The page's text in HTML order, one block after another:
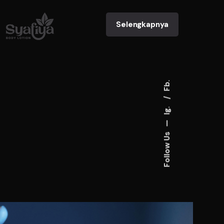
Follow Us
Ig.
Fb.
Selengkapnya